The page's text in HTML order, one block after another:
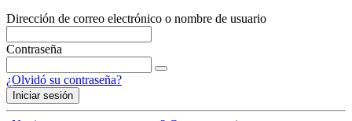
Dirección de correo electrónico o nombre de usuario
Contraseña
¿Olvidó su contraseña?
Iniciar sesión